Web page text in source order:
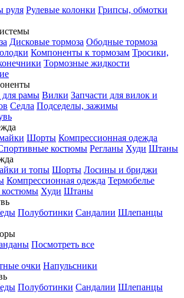
руля Рулевые колонки Грипсы, обмотки
Дисковые тормоза Ободные тормоза
Компоненты к тормозам Тросики,
Тормозные жидкости
рамы Вилки Запчасти для вилок и
Седла Подседелы, зажимы
Шорты Компрессионная одежда
костюмы Регланы Худи Штаны
и топы Шорты Лосины и бриджи
Компрессионная одежда Термобелье
Худи Штаны
Полуботинки Сандалии Шлепанцы
Посмотреть все
очки Напульсники
Полуботинки Сандалии Шлепанцы